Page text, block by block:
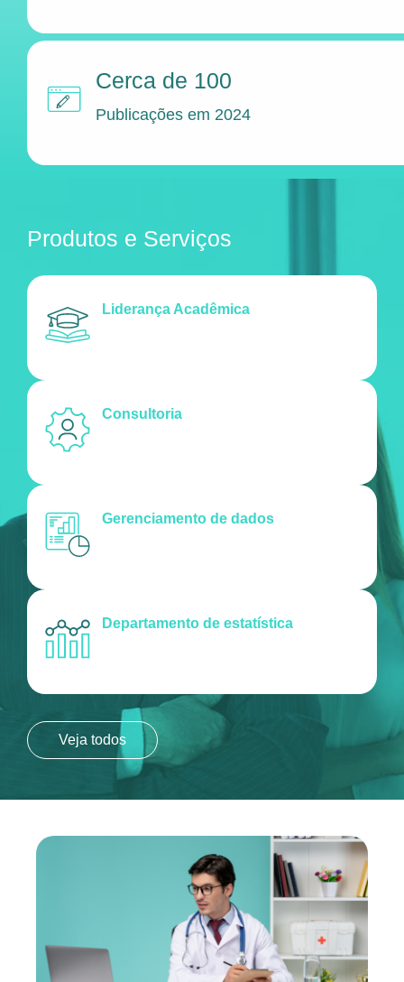
Cerca de 100
Publicações em 2024
Produtos e Serviços
Liderança Acadêmica
Consultoria
Gerenciamento de dados
Departamento de estatística
Veja todos